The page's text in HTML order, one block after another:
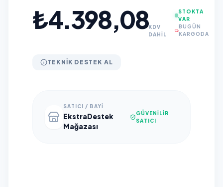
₺4.398,08KDV
DAHİL
STOKTA
VAR
BUGÜN
KARGODA
TEKNIK DESTEK AL
SATICI / BAYI
EkstraDestek
Mağazası
GÜVENILIR
SATICI